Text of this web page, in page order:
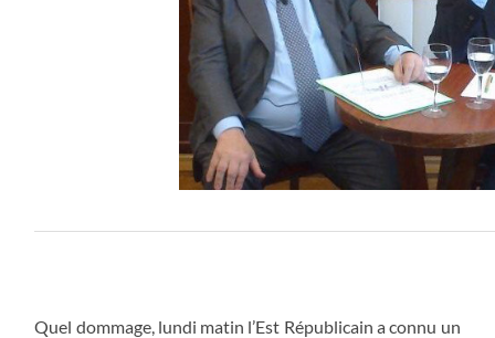
Quel dommage, lundi matin l’Est Républicain a connu un